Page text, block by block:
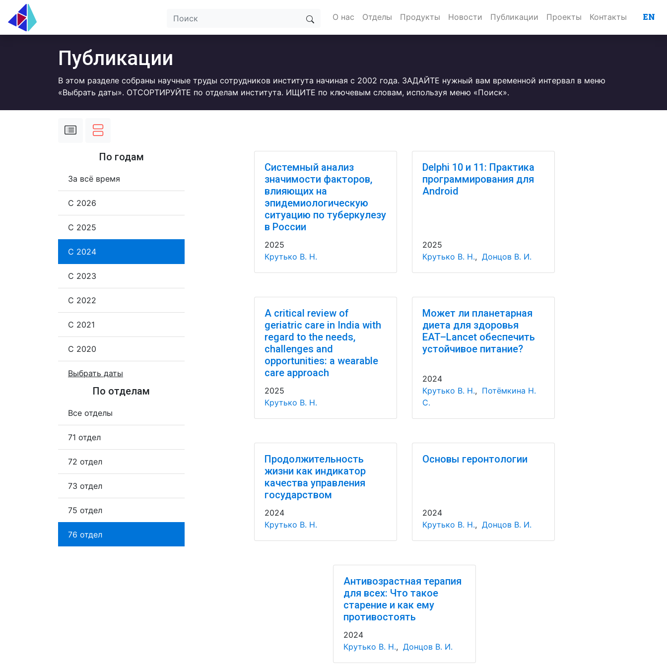
О нас Отделы Продукты Новости Публикации Проекты Контакты EN
Публикации
В этом разделе собраны научные труды сотрудников института начиная с 2002 года. ЗАДАЙТЕ нужный вам временной интервал в меню
«Выбрать даты». ОТСОРТИРУЙТЕ по отделам института. ИЩИТЕ по ключевым словам, используя меню «Поиск».
По годам
За всё время
С 2026
С 2025
С 2024
С 2023
С 2022
С 2021
С 2020
Выбрать даты
По отделам
Все отделы
71 отдел
72 отдел
73 отдел
75 отдел
76 отдел
Системный анализ
значимости факторов,
влияющих на
эпидемиологическую
ситуацию по туберкулезу
в России
2025
Крутько В. Н.
Delphi 10 и 11: Практика
программирования для
Android
2025
Крутько В. Н., Донцов В. И.
A critical review of
geriatric care in India with
regard to the needs,
challenges and
opportunities: a wearable
care approach
2025
Крутько В. Н.
Может ли планетарная
диета для здоровья
EAT–Lancet обеспечить
устойчивое питание?
2024
Крутько В. Н., Потёмкина Н.
С.
Продолжительность
жизни как индикатор
качества управления
государством
2024
Крутько В. Н.
Основы геронтологии
2024
Крутько В. Н., Донцов В. И.
Антивозрастная терапия
для всех: Что такое
старение и как ему
противостоять
2024
Крутько В. Н., Донцов В. И.